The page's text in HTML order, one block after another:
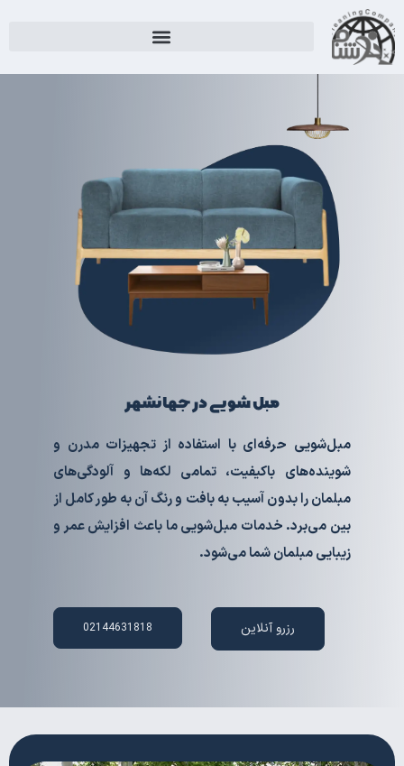
مبل شویی در جهانشهر
مبل‌شویی حرفه‌ای با استفاده از تجهیزات مدرن و
شوینده‌های باکیفیت، تمامی لکه‌ها و آلودگی‌های
مبلمان را بدون آسیب به بافت و رنگ آن به طور کامل از
بین می‌برد. خدمات مبل‌شویی ما باعث افزایش عمر و
زیبایی مبلمان شما می‌شود.
رزرو آنلاین 02144631818